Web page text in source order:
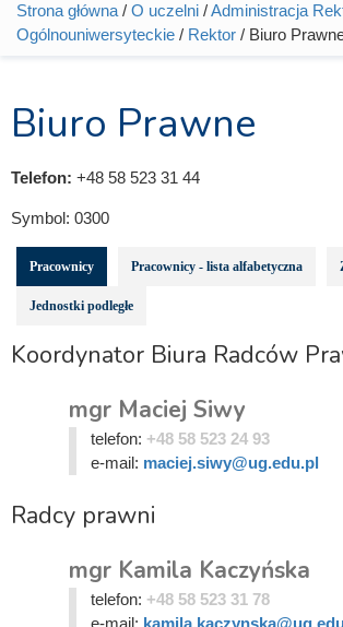
Jesteś tutaj
Strona główna / O uczelni /Administracja
Ogólnouniwersyteckie / Rektor / Biuro
Biuro Prawne
Telefon: +48 58 523 31 44
Symbol: 0300
Pracownicy Pracownicy - lista alfabetyczna
Jednostki podległe
Koordynator Biura Radców
mgr Maciej Siwy
telefon: +48 58 523 24 93
e-mail: maciej.siwy@ug.edu.pl
Radcy prawni
mgr Kamila Kaczyńska
telefon: +48 58 523 31 78
e-mail: